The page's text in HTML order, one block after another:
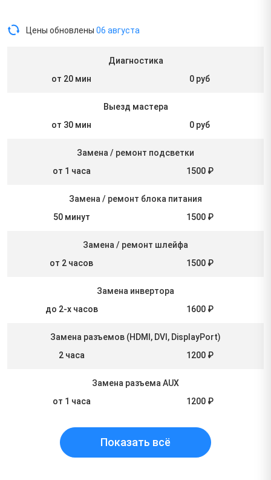
Цены обновлены 06 августа
Диагностика
от 20 мин
0 руб
Выезд мастера
от 30 мин
0 руб
Замена / ремонт подсветки
от 1 часа
1500 ₽
Замена / ремонт блока питания
50 минут
1500 ₽
Замена / ремонт шлейфа
от 2 часов
1500 ₽
Замена инвертора
до 2-х часов
1600 ₽
Замена разъемов (HDMI, DVI, DisplayPort)
2 часа
1200 ₽
Замена разъема AUX
от 1 часа
1200 ₽
Показать всё